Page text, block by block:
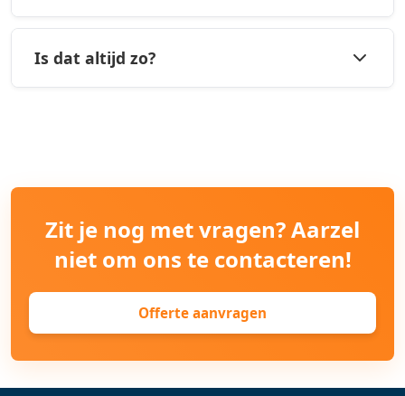
Is dat altijd zo?
Zit je nog met vragen? Aarzel
niet om ons te contacteren!
Offerte aanvragen